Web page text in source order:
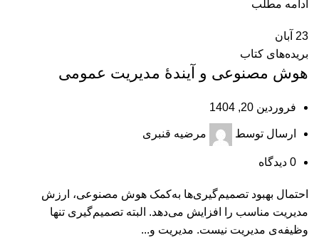
ادامه مطلب
23 آبان
بریده‌های کتاب
هوش مصنوعی و آیندۀ مدیریت عمومی
فروردین 20, 1404
ارسال توسط مرضیه قنبری
0 دیدگاه
احتمال بهبود تصمیم‌گیری‌ها به‌کمک هوش مصنوعی، ارزش
مدیریت مناسب را افزایش می‌دهد. البته تصمیم‌گیری تنها
وظیفه‌ی مدیریت نیست. مدیریت و...